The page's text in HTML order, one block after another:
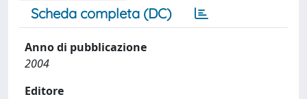
Scheda completa (DC)
Anno di pubblicazione
2004
Editore